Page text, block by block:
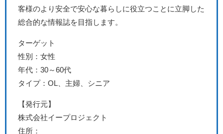
客様のより安全で安心な暮らしに役立つことに立脚した
総合的な情報誌を目指します。
ターゲット
性別：女性
年代：30～60代
タイプ：OL、主婦、シニア
【発行元】
株式会社イープロジェクト
住所：